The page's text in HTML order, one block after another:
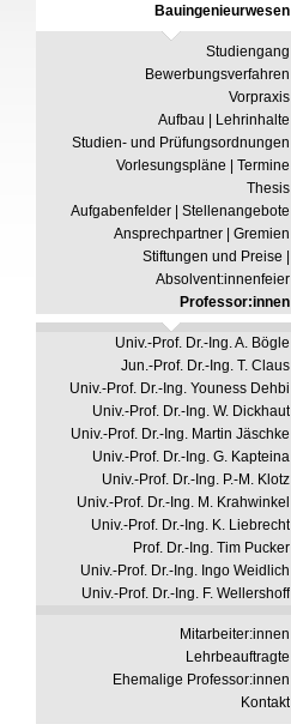
Bauingenieurwesen
Studiengang
Bewerbungsverfahren
Vorpraxis
Aufbau | Lehrinhalte
Studien- und Prüfungsordnungen
Vorlesungspläne | Termine
Thesis
Aufgabenfelder | Stellenangebote
Ansprechpartner | Gremien
Stiftungen und Preise |
Absolvent:innenfeier
Professor:innen
Univ.-Prof. Dr.-Ing. A. Bögle
Jun.-Prof. Dr.-Ing. T. Claus
Univ.-Prof. Dr.-Ing. Youness Dehbi
Univ.-Prof. Dr.-Ing. W. Dickhaut
Univ.-Prof. Dr.-Ing. Martin Jäschke
Univ.-Prof. Dr.-Ing. G. Kapteina
Univ.-Prof. Dr.-Ing. P.-M. Klotz
Univ.-Prof. Dr.-Ing. M. Krahwinkel
Univ.-Prof. Dr.-Ing. K. Liebrecht
Prof. Dr.-Ing. Tim Pucker
Univ.-Prof. Dr.-Ing. Ingo Weidlich
Univ.-Prof. Dr.-Ing. F. Wellershoff
Mitarbeiter:innen
Lehrbeauftragte
Ehemalige Professor:innen
Kontakt